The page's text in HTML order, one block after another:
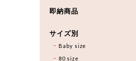
即納商品
サイズ別
Baby size
80 size